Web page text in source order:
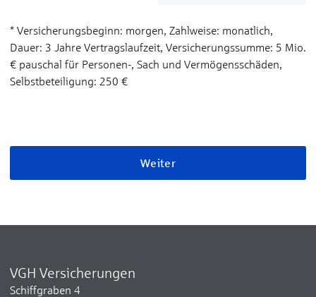
* Versicherungsbeginn: morgen, Zahlweise: monatlich,
Dauer: 3 Jahre Vertragslaufzeit, Versicherungssumme: 5 Mio.
€ pauschal für Personen-, Sach­ und Vermögensschäden,
Selbstbeteiligung: 250 €
Weiter
VGH Versicherungen
Schiffgraben 4